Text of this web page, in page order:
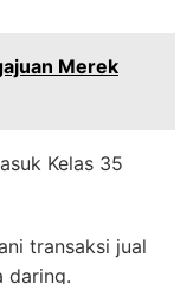
Merek
Kelas 35
transaksi jual
daring.